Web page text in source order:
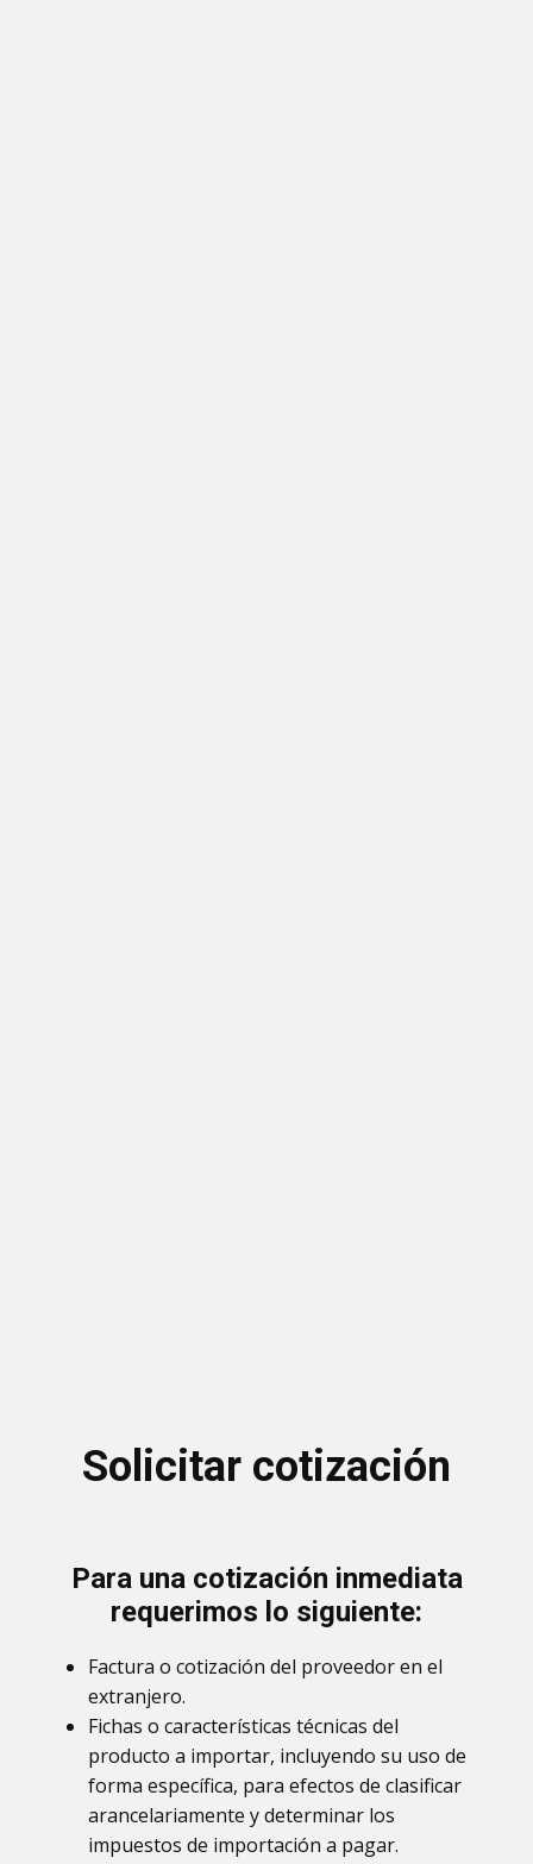
Solicitar cotización
Para una cotización inmediata
requerimos lo siguiente:
Factura o cotización del proveedor en el
extranjero.
Fichas o características técnicas del
producto a importar, incluyendo su uso de
forma específica, para efectos de clasificar
arancelariamente y determinar los
impuestos de importación a pagar.